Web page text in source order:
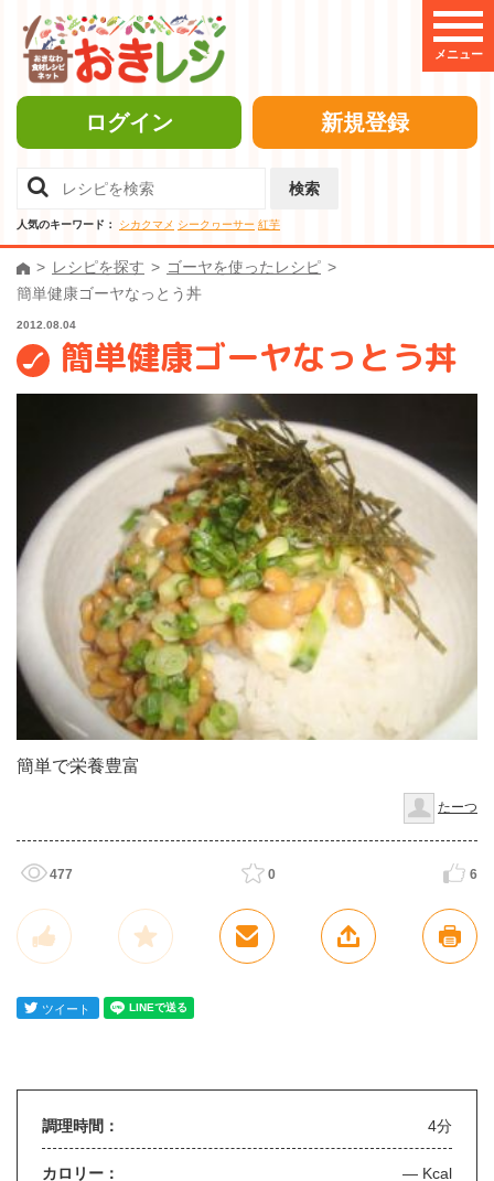
メニュー
ログイン 新規登録
検索
人気のキーワード： シカクマメ シークヮーサー 紅芋
レシピを探す
ゴーヤを使ったレシピ
簡単健康ゴーヤなっとう丼
2012.08.04
簡単健康ゴーヤなっとう丼
簡単で栄養豊富
たーつ
477 0 6
調理時間： 4分
カロリー： — Kcal